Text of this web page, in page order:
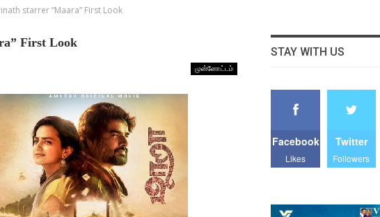
starrer “Maara” First Look
First Look
முன்னோட்டம்
STAY WITH US
Facebook
Likes
Twitter
Followers